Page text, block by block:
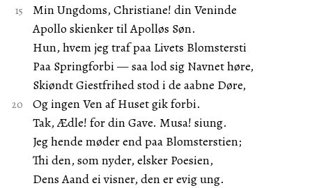
Min Ungdoms, Christiane! din Veninde
Apollo skienker til Apolløs Søn.
Hun, hvem jeg traf paa Livets Blomstersti
Paa Springforbi — saa lod sig Navnet høre,
Skiøndt Giestfrihed stod i de aabne Døre,
Og ingen Ven af Huset gik forbi.
Tak, Ædle! for din Gave. Musa! siung.
Jeg hende møder end paa Blomsterstien;
Thi den, som nyder, elsker Poesien,
Dens Aand ei visner, den er evig ung.